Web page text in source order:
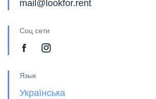
mail@lookfor.rent
Соц сети
Язык
Українська